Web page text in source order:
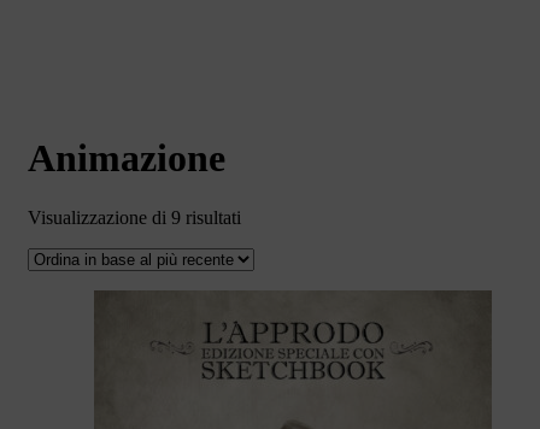
Animazione
Visualizzazione di 9 risultati
base
recente